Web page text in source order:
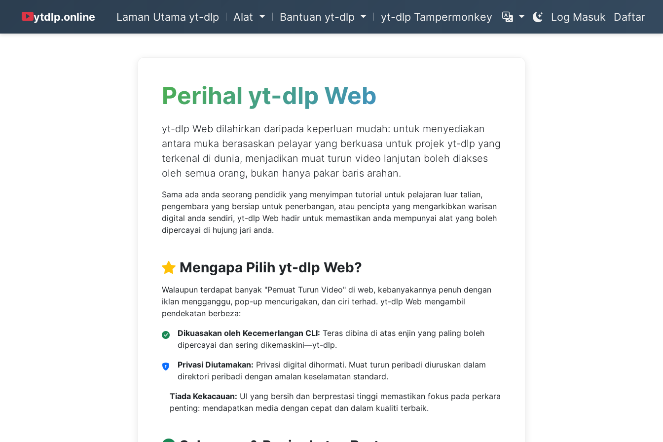
ytdlp.online
Laman Utama yt-
dlp
Alat Bantuan yt-dlp
yt-dlp
Tampermonkey
Log
Masuk
Daftar
Perihal yt-dlp Web
yt-dlp Web dilahirkan daripada keperluan mudah: untuk menyediakan
antara muka berasaskan pelayar yang berkuasa untuk projek yt-dlp yang
terkenal di dunia, menjadikan muat turun video lanjutan boleh diakses oleh
Sama ada anda seorang pendidik yang menyimpan tutorial untuk pelajaran luar talian,
pengembara yang bersiap untuk penerbangan, atau pencipta yang mengarkibkan warisan
digital anda sendiri, yt-dlp Web hadir untuk memastikan anda mempunyai alat yang boleh
Walaupun terdapat banyak "Pemuat Turun Video" di web, kebanyakannya penuh dengan
iklan mengganggu, pop-up mencurigakan, dan ciri terhad. yt-dlp Web mengambil
pendekatan berbeza:
Dikuasakan oleh Kecemerlangan CLI:Teras dibina di atas enjin yang paling boleh
dipercayai dan sering dikemaskini—yt-dlp.
Privasi Diutamakan:Privasi digital dihormati. Muat turun peribadi diuruskan dalam
Tiada Kekacauan:UI yang bersih dan berprestasi tinggi memastikan fokus pada